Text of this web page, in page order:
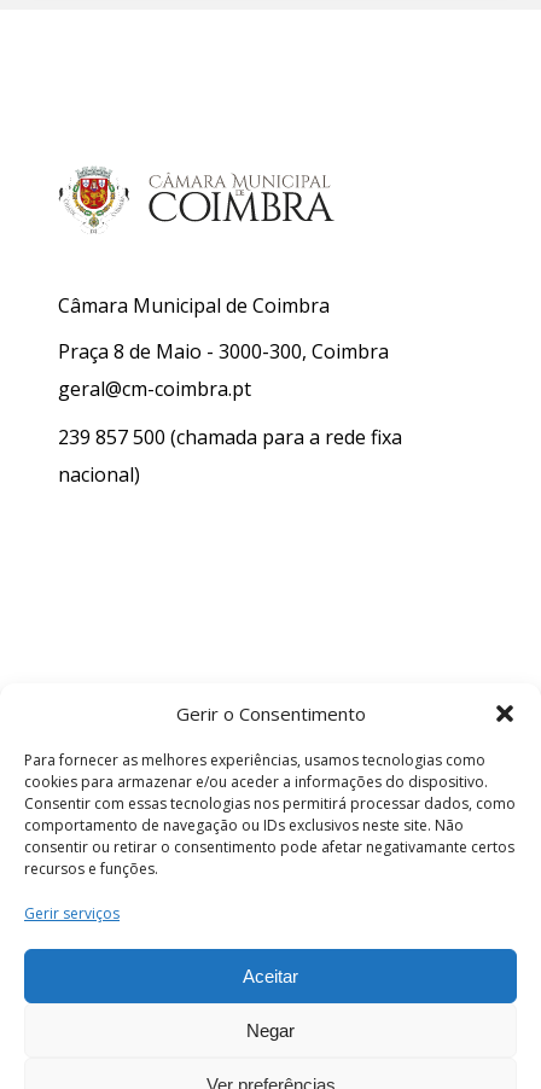
Gerir o Consentimento
Para fornecer as melhores experiências, usamos tecnologias como
cookies para armazenar e/ou aceder a informações do dispositivo.
Consentir com essas tecnologias nos permitirá processar dados, como
comportamento de navegação ou IDs exclusivos neste site. Não
consentir ou retirar o consentimento pode afetar negativamante certos
recursos e funções.
Gerir serviços
Aceitar
Negar
Ver preferências
Câmara Municipal de Coimbra
Praça 8 de Maio - 3000-300, Coimbra
geral@cm-coimbra.pt
239 857 500 (chamada para a rede fixa
nacional)
Termos e Condições
os direitos reservados.